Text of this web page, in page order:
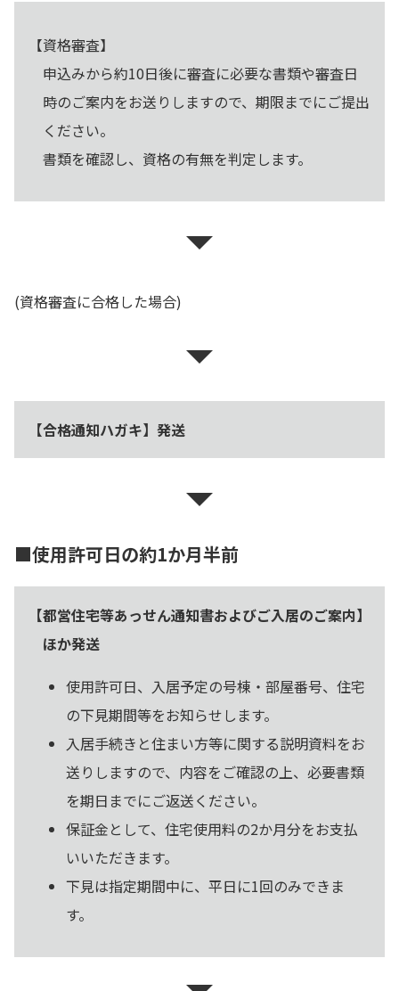
【資格審査】
申込みから約10日後に審査に必要な書類や審査日
時のご案内をお送りしますので、期限までにご提出
ください。
書類を確認し、資格の有無を判定します。
(資格審査に合格した場合)
【合格通知ハガキ】発送
■使用許可日の約1か月半前
【都営住宅等あっせん通知書およびご入居のご案内】
ほか発送
使用許可日、入居予定の号棟・部屋番号、住宅
の下見期間等をお知らせします。
入居手続きと住まい方等に関する説明資料をお
送りしますので、内容をご確認の上、必要書類
を期日までにご返送ください。
保証金として、住宅使用料の2か月分をお支払
いいただきます。
下見は指定期間中に、平日に1回のみできま
す。